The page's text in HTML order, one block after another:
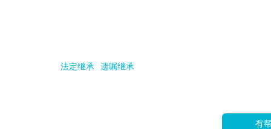
法定继承 遗嘱继承
有